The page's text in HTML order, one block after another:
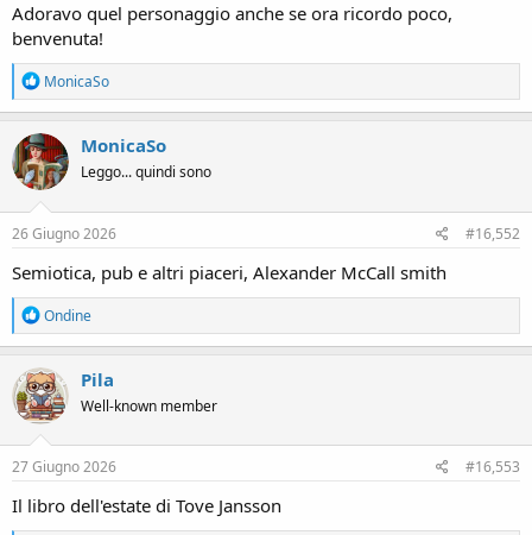
Adoravo quel personaggio anche se ora ricordo poco,
benvenuta!
R
e
a
c
t
i
o
n
s
MonicaSo
MonicaSo
Leggo... quindi sono
26 Giugno 2026 #16,552
Semiotica, pub e altri piaceri, Alexander McCall smith
R
e
a
c
t
i
o
n
s
Ondine
Pila
Well-known member
27 Giugno 2026 #16,553
Il libro dell'estate di Tove Jansson